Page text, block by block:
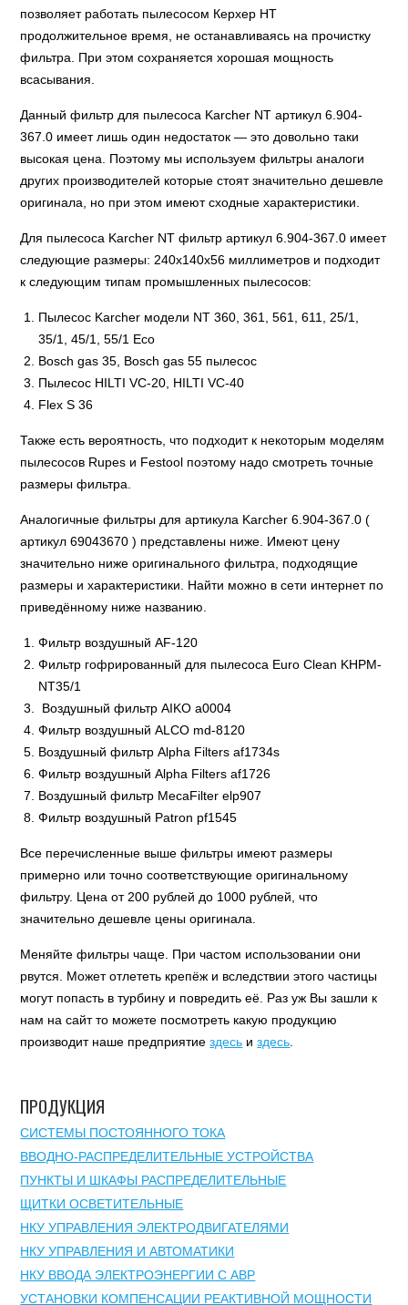
позволяет работать пылесосом Керхер НТ
продолжительное время, не останавливаясь на прочистку
фильтра. При этом сохраняется хорошая мощность
всасывания.
Данный фильтр для пылесоса Karcher NT артикул 6.904-
367.0 имеет лишь один недостаток — это довольно таки
высокая цена. Поэтому мы используем фильтры аналоги
других производителей которые стоят значительно дешевле
оригинала, но при этом имеют сходные характеристики.
Для пылесоса Karcher NT фильтр артикул 6.904-367.0 имеет
следующие размеры: 240х140х56 миллиметров и подходит
к следующим типам промышленных пылесосов:
Пылесос Karcher модели NT 360, 361, 561, 611, 25/1,
35/1, 45/1, 55/1 Есо
Bosch gas 35, Bosch gas 55 пылесос
Пылесос HILTI VC-20, HILTI VC-40
Flex S 36
Также есть вероятность, что подходит к некоторым моделям
пылесосов Rupes и Festool поэтому надо смотреть точные
размеры фильтра.
Аналогичные фильтры для артикула Karcher 6.904-367.0 (
артикул 69043670 ) представлены ниже. Имеют цену
значительно ниже оригинального фильтра, подходящие
размеры и характеристики. Найти можно в сети интернет по
приведённому ниже названию.
Фильтр воздушный AF-120
Фильтр гофрированный для пылесоса Euro Clean KHPM-
NT35/1
Воздушный фильтр AIKO a0004
Фильтр воздушный ALCO md-8120
Воздушный фильтр Alpha Filters af1734s
Фильтр воздушный Alpha Filters af1726
Воздушный фильтр MecaFilter elp907
Фильтр воздушный Patron pf1545
Все перечисленные выше фильтры имеют размеры
примерно или точно соответствующие оригинальному
фильтру. Цена от 200 рублей до 1000 рублей, что
значительно дешевле цены оригинала.
Меняйте фильтры чаще. При частом использовании они
рвутся. Может отлететь крепёж и вследствии этого частицы
могут попасть в турбину и повредить её. Раз уж Вы зашли к
нам на сайт то можете посмотреть какую продукцию
производит наше предприятиездесь издесь
ПРОДУКЦИЯ
СИСТЕМЫ ПОСТОЯННОГО ТОКА
ВВОДНО-РАСПРЕДЕЛИТЕЛЬНЫЕ УСТРОЙСТВА
ПУНКТЫ И ШКАФЫ РАСПРЕДЕЛИТЕЛЬНЫЕ
ЩИТКИ ОСВЕТИТЕЛЬНЫЕ
НКУ УПРАВЛЕНИЯ ЭЛЕКТРОДВИГАТЕЛЯМИ
НКУ УПРАВЛЕНИЯ И АВТОМАТИКИ
НКУ ВВОДА ЭЛЕКТРОЭНЕРГИИ С АВР
УСТАНОВКИ КОМПЕНСАЦИИ РЕАКТИВНОЙ МОЩНОСТИ